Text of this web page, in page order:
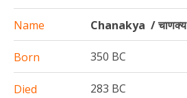
Name Chanakya /चाणक्य
Born 350 BC
Died 283 BC